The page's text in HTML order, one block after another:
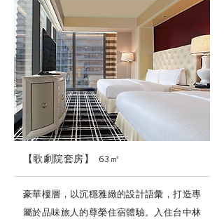
【歌劇院套房】 63㎡
豪華樓層，以沉穩雅緻的設計語彙，打造專
屬於品味旅人的尊榮住宿體驗。入住台中林